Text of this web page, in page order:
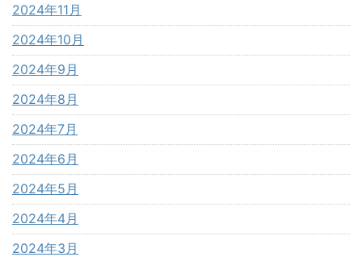
2024年11月
2024年10月
2024年9月
2024年8月
2024年7月
2024年6月
2024年5月
2024年4月
2024年3月